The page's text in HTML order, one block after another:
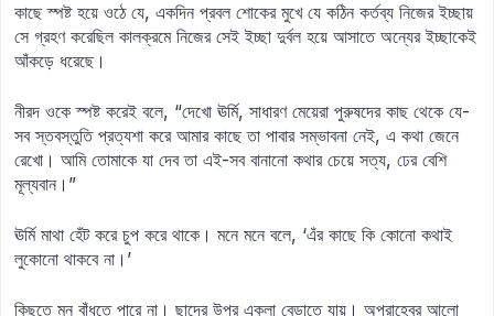
কাছে স্পষ্ট হয়ে ওঠে যে, একদিন প্রবল শোকের মুখে যে কঠিন কর্তব্য নিজের ইচ্ছায়
সে গ্রহণ করেছিল কালক্রমে নিজের সেই ইচ্ছা দুর্বল হয়ে আসাতে অন্যের ইচ্ছাকেই
আঁকড়ে ধরেছে।
নীরদ ওকে স্পষ্ট করেই বলে, “দেখো ঊর্মি, সাধারণ মেয়েরা পুরুষদের কাছ থেকে যে-
সব স্তবস্তুতি প্রত্যশা করে আমার কাছে তা পাবার সম্ভাবনা নেই, এ কথা জেনে
রেখো। আমি তোমাকে যা দেব তা এই-সব বানানো কথার চেয়ে সত্য, ঢের বেশি
মূল্যবান।”
ঊর্মি মাথা হেঁট করে চুপ করে থাকে। মনে মনে বলে, ‘এঁর কাছে কি কোনো কথাই
লুকোনো থাকবে না।’
কিছুতে মন বাঁধতে পারে না। ছাদের উপর একলা বেড়াতে যায়। অপরাহ্বের আলো